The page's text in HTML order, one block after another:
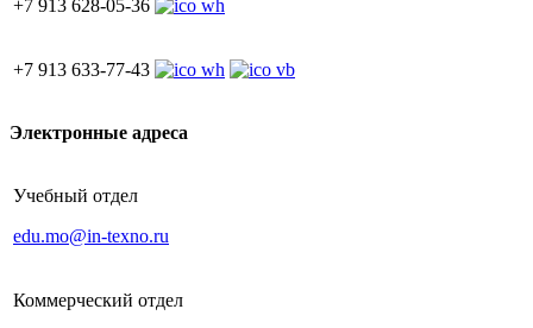
+7 913 628-05-36
+7 913 633-77-43
Электронные адреса
Учебный отдел
edu.mo@in-texno.ru
Коммерческий отдел